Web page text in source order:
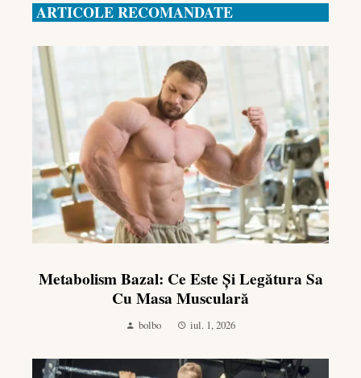
ARTICOLE RECOMANDATE
Metabolism Bazal: Ce Este Și Legătura Sa
Cu Masa Musculară
bolbo iul. 1, 2026